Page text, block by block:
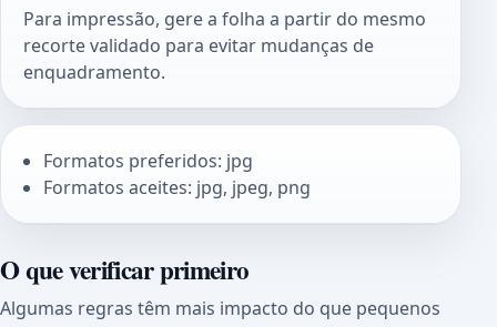
Para impressão, gere a folha a partir do mesmo
recorte validado para evitar mudanças de
enquadramento.
Formatos preferidos: jpg
Formatos aceites: jpg, jpeg, png
O que verificar primeiro
Algumas regras têm mais impacto do que pequenos